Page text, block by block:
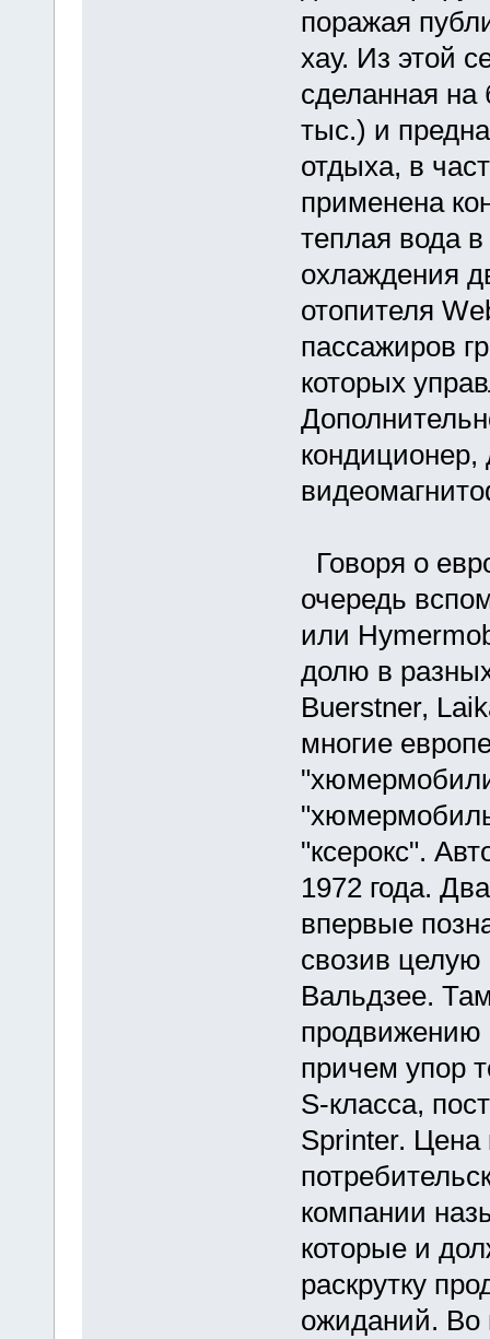
поражая
хау. Из этой
сделанная на
тыс.) и
отдыха, в
применена
теплая вода
охлаждения
отопителя
пассажиров
которых
кондиционер,
Говоря о
очередь
или
долю в
Buerstner,
многие
"ксерокс".
1972 года.
впервые
свозив целую
Вальдзее.
продвижению
причем упор
S-класса,
Sprinter.
компании
которые и
раскрутку
ожиданий. Во